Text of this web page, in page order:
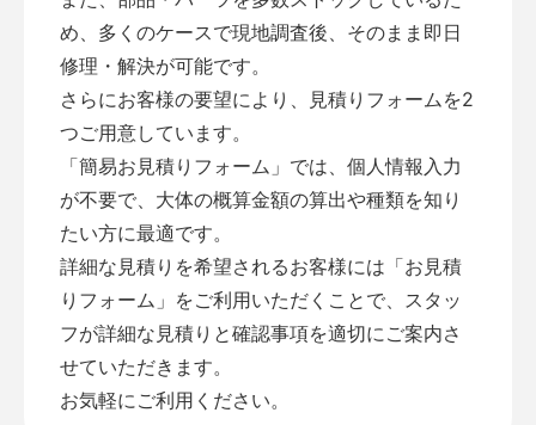
め、多くのケースで現地調査後、そのまま即日
修理・解決が可能です。
さらにお客様の要望により、見積りフォームを2
つご用意しています。
「簡易お見積りフォーム 」では、個人情報入力
が不要で、大体の概算金額の算出や種類を知り
たい方に最適です。
詳細な見積りを希望されるお客様には「お見積
りフォーム 」をご利用いただくことで、スタッ
フが詳細な見積りと確認事項を適切にご案内さ
せていただきます。
お気軽にご利用ください。